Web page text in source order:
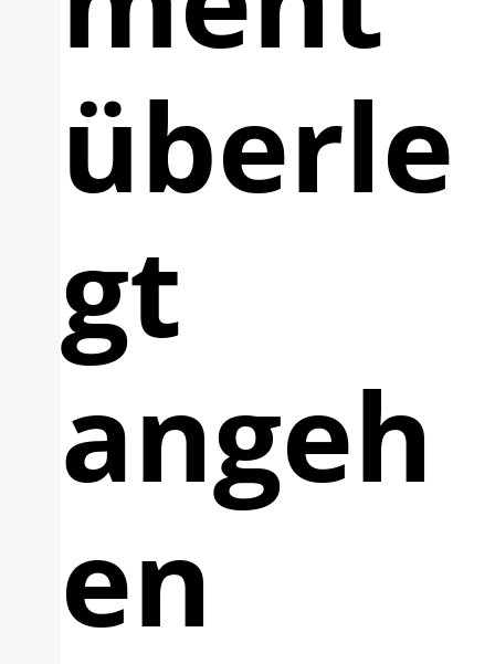
überle
gt
angeh
en